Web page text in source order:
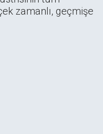
zamanlı, geçmişe